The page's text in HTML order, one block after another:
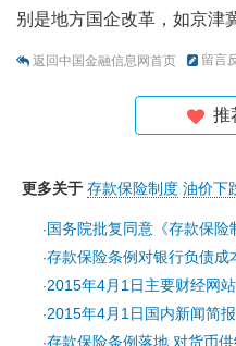
别是地方国企改革，如京津
返回中国金融信息网首页 留言
推
更多关于 存款保险制度 油价下
·国务院批复同意《存款保
·存款保险条例对银行负债成
·2015年4月1日主要财经网
·2015年4月1日国内新闻简报
存款保险条例落地 对货币